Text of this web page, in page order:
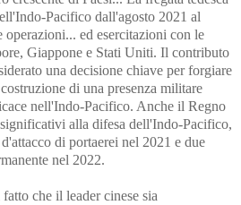
Pacifico dall'agosto 2021 al
ed esercitazioni con le
Giappone e Stati Uniti. Il contributo
una decisione chiave per forgiare
di una presenza militare
nell'Indo-Pacifico. Anche il Regno
alla difesa dell'Indo-Pacifico,
di portaerei nel 2021 e due
nel 2022.
che il leader cinese sia